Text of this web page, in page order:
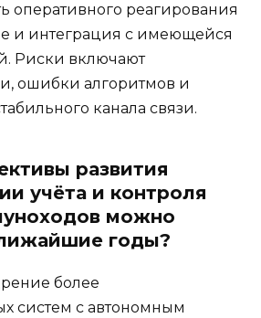
оперативного реагирования
и интеграция с имеющейся
Риски включают
ошибки алгоритмов и
канала связи.
развития
учёта и контроля
можно
годы?
более
систем с автономным